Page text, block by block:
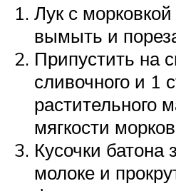
Лук с морковкой
вымыть и
Припустить на
сливочного и 1
растительного
мягкости
Кусочки батона
молоке и